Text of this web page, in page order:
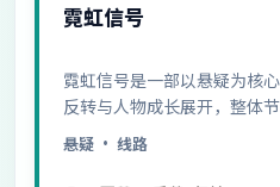
霓虹信号
霓虹信号是一部以悬疑为核
反转与人物成长展开，整体
悬疑 · 线路